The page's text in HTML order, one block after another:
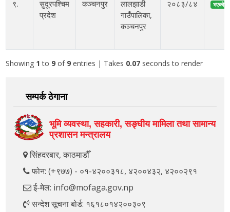
९.
सुदूरपश्चिम
प्रदेश
कञ्चनपुर
लालझाडी
गाउँपालिका,
कञ्चनपुर
२०८३/८४ भएको
Showing 1 to 9of 9 entries | Takes 0.07 seconds to render
सम्पर्क ठेगाना
भूमि व्यवस्था, सहकारी, सङ्‍घीय मामिला तथा सामान्य
प्रशासन मन्त्रालय
सिंहदरबार, काठमाडौँ
फोन: (+९७७) - ०१-४२००३१८, ४२००४३२, ४२००२९१
ई-मेल: info@mofaga.gov.np
सन्देश सूचना बोर्ड: १६१८०१४२००३०९